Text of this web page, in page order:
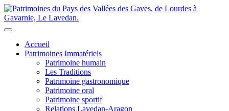
Accueil
Patrimoines Immatériels
Patrimoine humain
Les Traditions
Patrimoine gastronomique
Patrimoine oral
Patrimoine sportif
Relations Lavedan-Aragon